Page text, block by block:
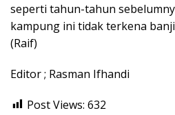
seperti tahun-tahun
kampung ini tidak terkena
(Raif)
Editor ; Rasman Ifhandi
Post Views: 632